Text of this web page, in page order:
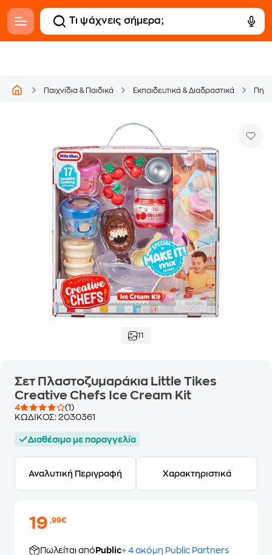
Παιχνίδια & Παιδικά Εκπαιδευτικά & Διαδραστικά
11
Σετ Πλαστοζυμαράκια Little Tikes
Creative Chefs Ice Cream Kit
4
(1)
ΚΩΔΙΚΟΣ: 2030361
Διαθέσιμο με παραγγελία
Αναλυτική Περιγραφή Χαρακτηριστικά
19,99€
Πωλείται από Public+ 4 ακόμη Public Partners